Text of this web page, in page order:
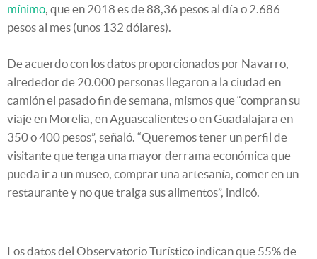
mínimo, que en 2018 es de 88,36 pesos al día o 2.686
pesos al mes (unos 132 dólares).
De acuerdo con los datos proporcionados por Navarro,
alrededor de 20.000 personas llegaron a la ciudad en
camión el pasado fin de semana, mismos que “compran su
viaje en Morelia, en Aguascalientes o en Guadalajara en
350 o 400 pesos”, señaló. “Queremos tener un perfil de
visitante que tenga una mayor derrama económica que
pueda ir a un museo, comprar una artesanía, comer en un
restaurante y no que traiga sus alimentos”, indicó.
Los datos del Observatorio Turístico indican que 55% de